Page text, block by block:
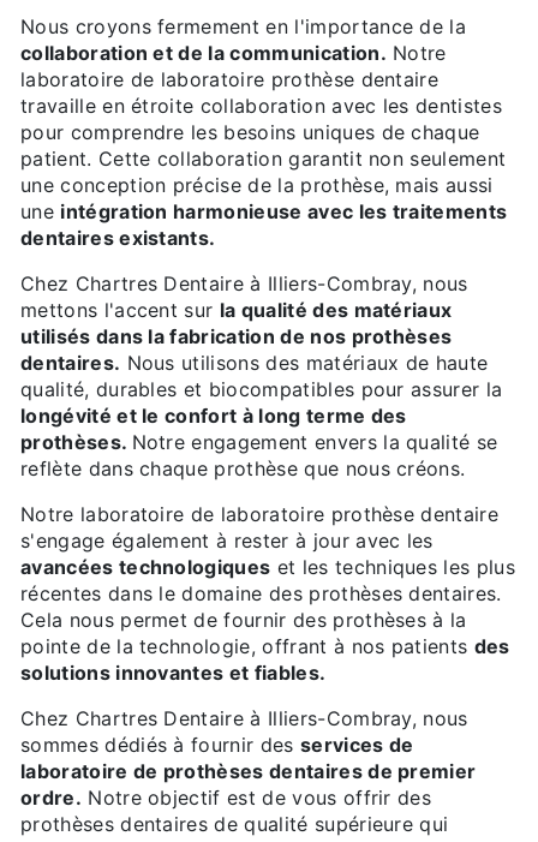
Nous croyons fermement en l'importance de la
collaboration et de la communication. Notre
laboratoire de laboratoire prothèse dentaire
travaille en étroite collaboration avec les dentistes
pour comprendre les besoins uniques de chaque
patient. Cette collaboration garantit non seulement
une conception précise de la prothèse, mais aussi
une intégration harmonieuse avec les traitements
dentaires existants.
Chez Chartres Dentaire à Illiers-Combray, nous
mettons l'accent sur la qualité des matériaux
utilisés dans la fabrication de nos prothèses
dentaires. Nous utilisons des matériaux de haute
qualité, durables et biocompatibles pour assurer la
longévité et le confort à long terme des
prothèses. Notre engagement envers la qualité se
reflète dans chaque prothèse que nous créons.
Notre laboratoire de laboratoire prothèse dentaire
s'engage également à rester à jour avec les
avancées technologiques et les techniques les plus
récentes dans le domaine des prothèses dentaires.
Cela nous permet de fournir des prothèses à la
pointe de la technologie, offrant à nos patients des
solutions innovantes et fiables.
Chez Chartres Dentaire à Illiers-Combray, nous
sommes dédiés à fournir des services de
laboratoire de prothèses dentaires de premier
ordre. Notre objectif est de vous offrir des
prothèses dentaires de qualité supérieure qui